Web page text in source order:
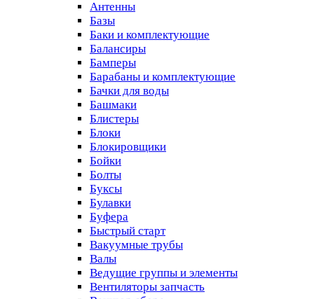
Антенны
Базы
Баки и комплектующие
Балансиры
Бамперы
Барабаны и комплектующие
Бачки для воды
Башмаки
Блистеры
Блоки
Блокировщики
Бойки
Болты
Буксы
Булавки
Буфера
Быстрый старт
Вакуумные трубы
Валы
Ведущие группы и элементы
Вентиляторы запчасть